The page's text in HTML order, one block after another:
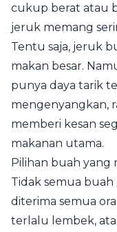
cukup berat atau
jeruk memang
Tentu saja, jeruk
makan besar.
punya daya tarik
mengenyangkan,
memberi kesan
makanan utama.
Pilihan buah yang
Tidak semua
diterima semua
terlalu lembek,